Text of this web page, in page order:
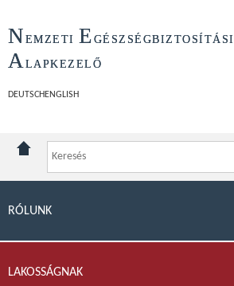
N EMZETI E GÉSZSÉGBIZTOSÍTÁSI
ALAPKEZELŐ
DEUTSCH ENGLISH
RÓLUNK
LAKOSSÁGNAK